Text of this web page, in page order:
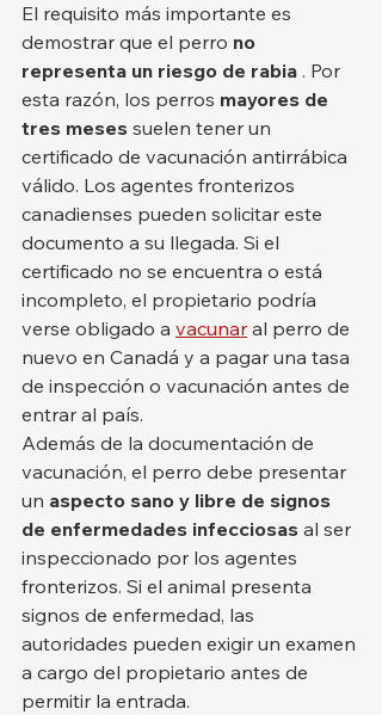
El requisito más importante es
demostrar que el perro no
representa un riesgo de rabia . Por
esta razón, los perros mayores de
tres meses suelen tener un
certificado de vacunación antirrábica
válido. Los agentes fronterizos
canadienses pueden solicitar este
documento a su llegada. Si el
certificado no se encuentra o está
incompleto, el propietario podría
verse obligado a vacunar al perro de
nuevo en Canadá y a pagar una tasa
de inspección o vacunación antes de
entrar al país.
Además de la documentación de
vacunación, el perro debe presentar
un aspecto sano y libre de signos
de enfermedades infecciosas al ser
inspeccionado por los agentes
fronterizos. Si el animal presenta
signos de enfermedad, las
autoridades pueden exigir un examen
a cargo del propietario antes de
permitir la entrada.